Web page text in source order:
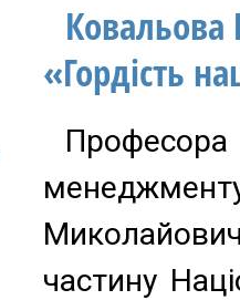
«Гордість
частину